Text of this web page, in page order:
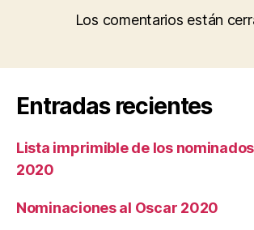
Los comentarios están
Entradas recientes
Lista imprimible de los
2020
Nominaciones al Oscar 2020